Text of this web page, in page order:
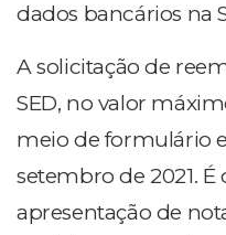
dados bancários na
A solicitação de
SED, no valor
meio de formulário
setembro de 2021.
apresentação de